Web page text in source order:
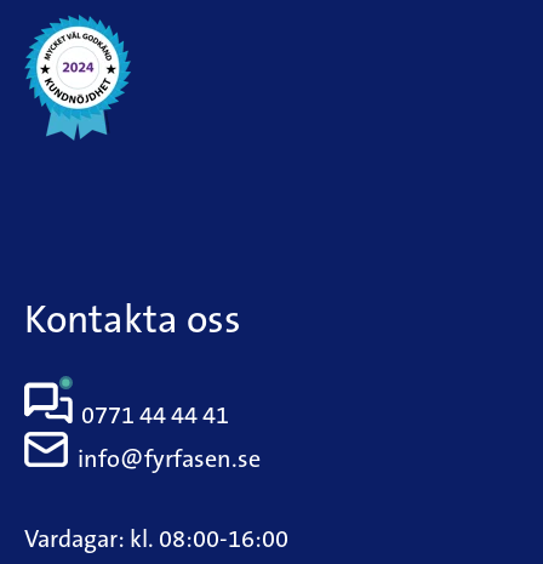
Kontakta oss
0771 44 44 41
info@fyrfasen.se
Vardagar: kl. 08:00-16:00